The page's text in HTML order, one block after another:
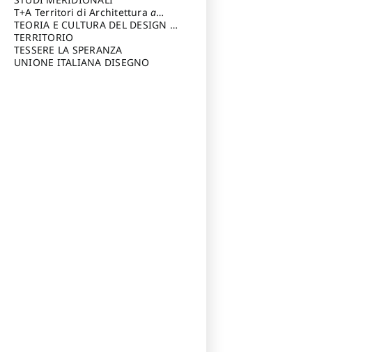
Studi G. d' Annunzio
di Architettura Università degli
Studi G. d' Annunzio, Chieti-
Pescaraa cura di: Fusero Paolo
T+A Territori di Architetturaa
cura di: Ramazzotti Luigi
TEORIA E CULTURA DEL DESIGN a
cura di: Furlanis Giuseppe
TERRITORIO
TESSERE LA SPERANZA
UNIONE ITALIANA DISEGNO